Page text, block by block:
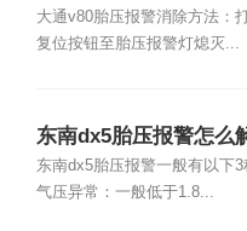
大通v80胎压报警消除方法：
复位按钮至胎压报警灯熄灭...
东南dx5胎压报警怎么
东南dx5胎压报警一般有以下
气压异常：一般低于1.8...